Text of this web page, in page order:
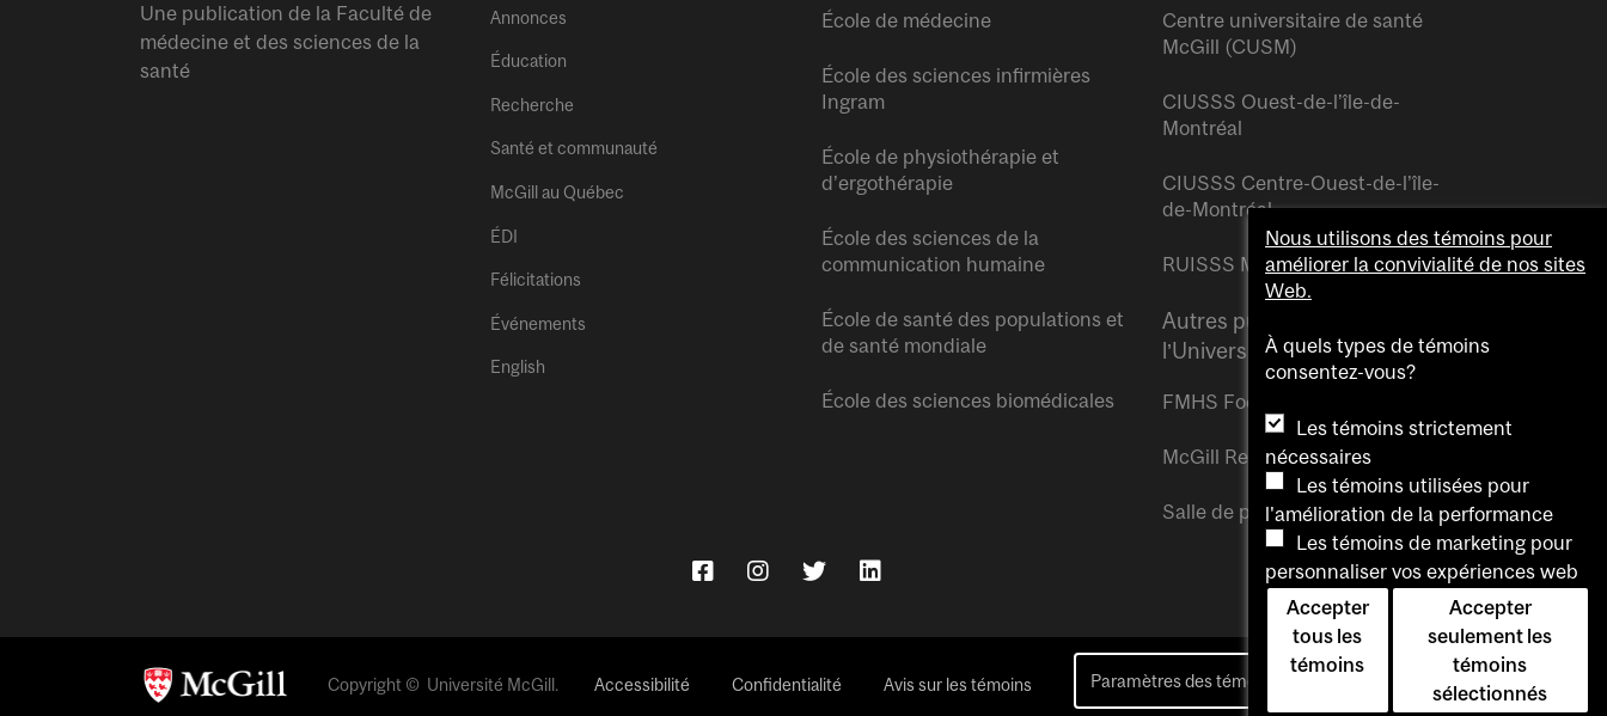
Une publication de la Faculté de
médecine et des sciences de la
santé
Annonces
Éducation
Recherche
Santé et communauté
McGill au Québec
ÉDI
Félicitations
Événements
English
École de médecine
École des sciences infirmières
Ingram
École de physiothérapie et
d’ergothérapie
École des sciences de la
communication humaine
École de santé des populations et
de santé mondiale
École des sciences biomédicales
Centre universitaire de santé
McGill (CUSM)
CIUSSS Ouest-de-l’île-de-
Montréal
CIUSSS Centre-Ouest-de-l’île-
de-Montréal
RUISSS McGill
Autres publications de
l’Université McGill
FMHS Focus
McGill Reporter
Salle de presse McGill
Copyright © Université McGill. Accessibilité Confidentialité Avis sur les témoins Paramètres des témoins Pour nous joindre
Nous utilisons des témoins pour
améliorer la convivialité de nos sites
Web.
À quels types de témoins
consentez-vous?
Les témoins strictement
nécessaires
Les témoins utilisées pour
l'amélioration de la performance
Les témoins de marketing pour
personnaliser vos expériences web
Accepter
tous les
témoins
Accepter
seulement les
témoins
sélectionnés